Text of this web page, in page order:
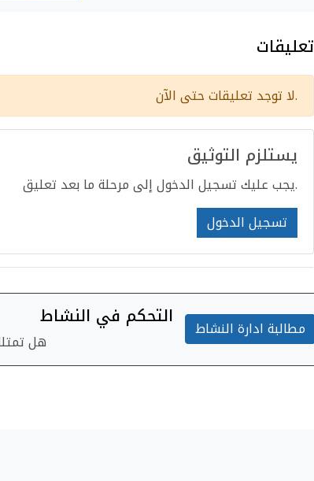
تعليقات
لا توجد تعليقات حتى الآن.
يستلزم التوثيق
يجب عليك تسجيل الدخول إلى مرحلة ما بعد تعليق.
تسجيل الدخول
التحكم في النشاط
هل
مطالبة ادارة النشاط